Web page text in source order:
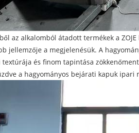
az alkalomból átadott termékek a
jellemzője a megjelenésük. A
és finom tapintása
a hagyományos bejárati kapuk ipari